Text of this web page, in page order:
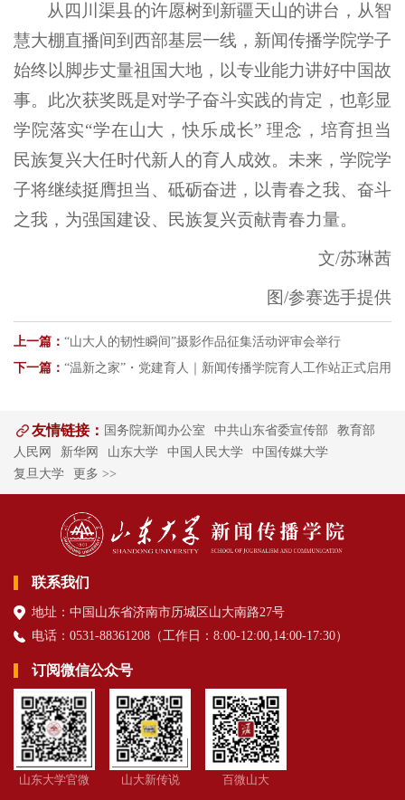
从四川渠县的许愿树到新疆天山的讲台，从智
慧大棚直播间到西部基层一线，新闻传播学院学子
始终以脚步丈量祖国大地，以专业能力讲好中国故
事。此次获奖既是对学子奋斗实践的肯定，也彰显
学院落实“学在山大，快乐成长” 理念，培育担当
民族复兴大任时代新人的育人成效。未来，学院学
子将继续挺膺担当、砥砺奋进，以青春之我、奋斗
之我，为强国建设、民族复兴贡献青春力量。
文/苏琳茜
图/参赛选手提供
上一篇： “山大人的韧性瞬间”摄影作品征集活动评审会举行
下一篇： “温新之家”・党建育人｜新闻传播学院育人工作站正式启用
友情链接： 国务院新闻办公室 中共山东省委宣传部
教育部
人民网
新华网 山东大学 中国人民大学
中国传媒大学
复旦大学
更多 >>
联系我们
地址：中国山东省济南市历城区山大南路27号
电话：0531-88361208（ 工作日 ：8:00-12:00,14:00-17:30）
订阅微信公众号
山东大学官微 山大新传说 百微山大